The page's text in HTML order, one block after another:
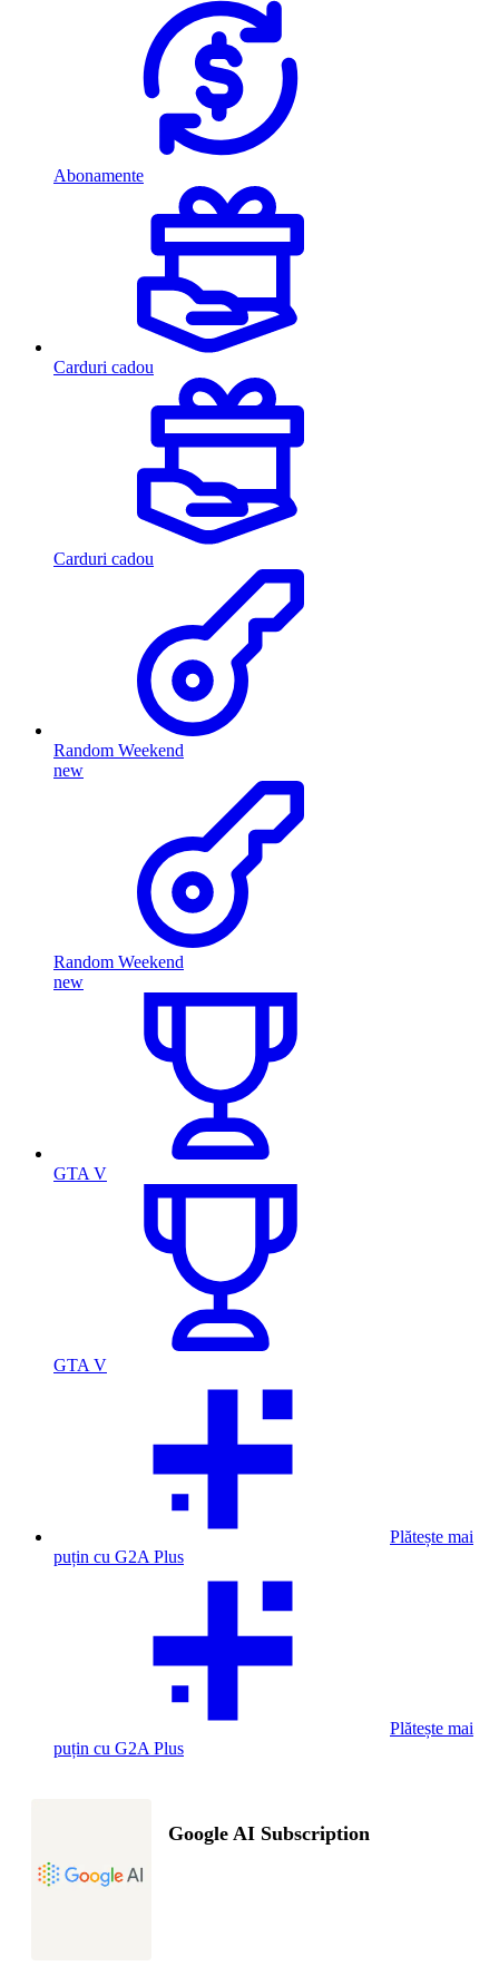
Abonamente
Carduri cadou
Carduri cadou
Random Weekend
new
Random Weekend
new
GTA V
GTA V
Plătește mai
puțin cu G2A Plus
Plătește mai
puțin cu G2A Plus
Google AI Subscription